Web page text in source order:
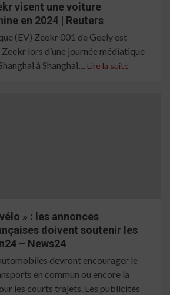
visent une voiture
en 2024 | Reuters
(EV) Zeekr 001 de Geely est
lors d’une journée médiatique
à Shanghai,... Lire la suite
» : les annonces
doivent soutenir les
– News24
devront encourager le
en commun ou encore la
les courts trajets. Les publicités